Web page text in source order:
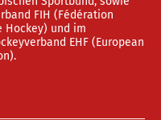
FIH (Fédération
Hockey) und im
EHF (European